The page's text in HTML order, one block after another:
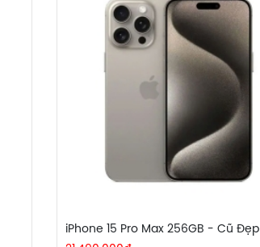
iPhone 15 Pro Max 256GB - Cũ Đẹp